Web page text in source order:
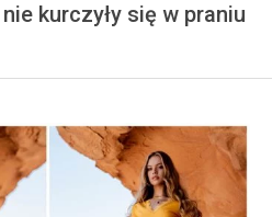
kurczyły się w praniu